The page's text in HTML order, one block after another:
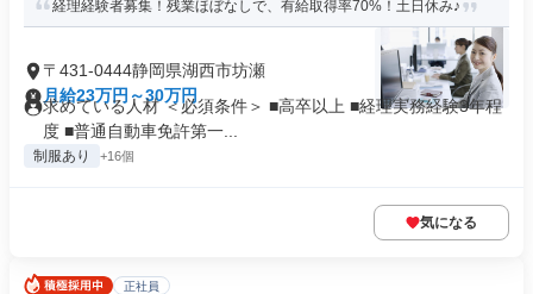
経理経験者募集！残業ほぼなしで、有給取得率70%！土日休み♪
〒431-0444静岡県湖西市坊瀬
月給23万円～30万円
求めている人材 ＜必須条件＞ ■高卒以上 ■経理実務経験3年程
度 ■普通自動車免許第一...
制服あり +16個
気になる
正社員